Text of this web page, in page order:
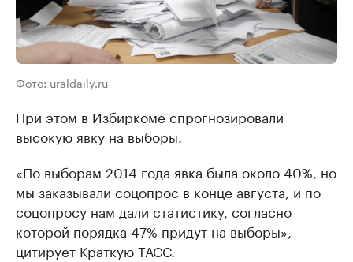
Фото: uraldaily.ru
При этом в Избиркоме спрогнозировали
высокую явку на выборы.
«По выборам 2014 года явка была около 40%, но
мы заказывали соцопрос в конце августа, и по
соцопросу нам дали статистику, согласно
которой порядка 47% придут на выборы», —
цитирует Краткую ТАСС.